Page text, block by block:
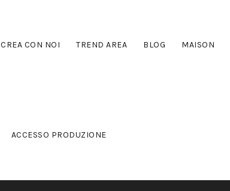
CREA CON NOI TREND AREA BLOG MAISON
ACCESSO PRODUZIONE